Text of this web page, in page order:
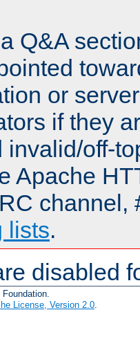
Q&A
or
if they
invalid/off-
Apache
channel,
lists.
disabled
License, Version 2.0